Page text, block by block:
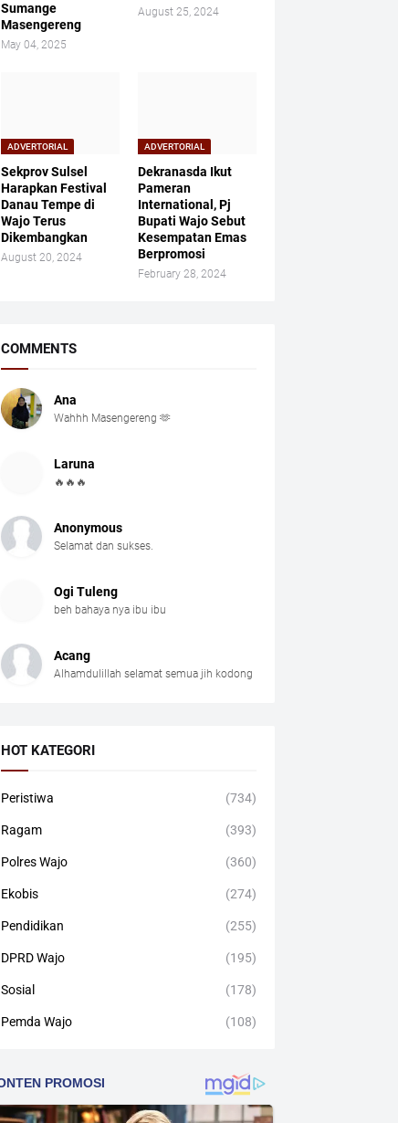
Sumange
Masengereng
May 04, 2025
August 25, 2024
ADVERTORIAL
Sekprov Sulsel
Harapkan Festival
Danau Tempe di
Wajo Terus
Dikembangkan
August 20, 2024
ADVERTORIAL
Dekranasda Ikut
Pameran
International, Pj
Bupati Wajo Sebut
Kesempatan Emas
Berpromosi
February 28, 2024
COMMENTS
Ana
Wahhh Masengereng 🫶
Laruna
🔥🔥🔥
Anonymous
Selamat dan sukses.
Ogi Tuleng
beh bahaya nya ibu ibu
Acang
Alhamdulillah selamat semua jih kodong
HOT KATEGORI
Peristiwa (734)
Ragam (393)
Polres Wajo (360)
Ekobis (274)
Pendidikan (255)
DPRD Wajo (195)
Sosial (178)
Pemda Wajo (108)